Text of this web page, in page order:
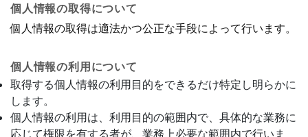
個人情報の取得について
個人情報の取得は適法かつ公正な手段によって行います。
個人情報の利用について
取得する個人情報の利用目的をできるだけ特定し明らかに
します。
個人情報の利用は、利用目的の範囲内で、具体的な業務に
応じて権限を有する者が、業務上必要な範囲内で行いま